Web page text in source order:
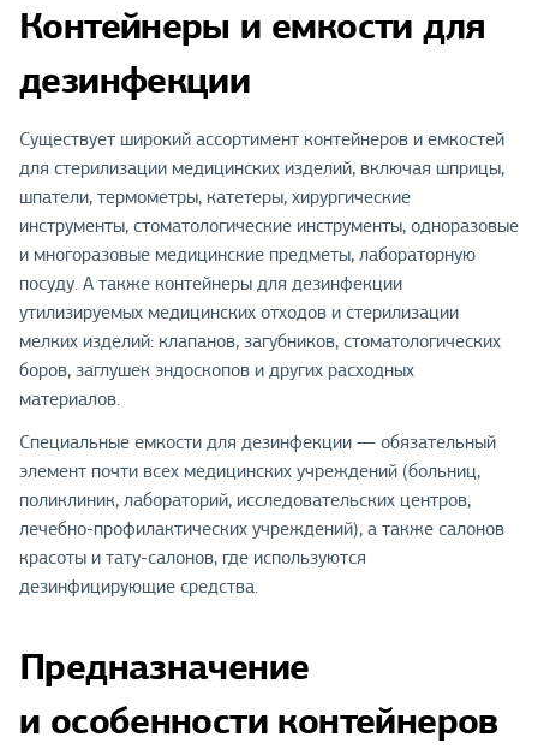
Контейнеры и емкости для
дезинфекции
Существует широкий ассортимент контейнеров и емкостей
для стерилизации медицинских изделий, включая шприцы,
шпатели, термометры, катетеры, хирургические
инструменты, стоматологические инструменты, одноразовые
и многоразовые медицинские предметы, лабораторную
посуду. А также контейнеры для дезинфекции
утилизируемых медицинских отходов и стерилизации
мелких изделий: клапанов, загубников, стоматологических
боров, заглушек эндоскопов и других расходных
материалов.
Специальные емкости для дезинфекции — обязательный
элемент почти всех медицинских учреждений (больниц,
поликлиник, лабораторий, исследовательских центров,
лечебно-профилактических учреждений), а также салонов
красоты и тату-салонов, где используются
дезинфицирующие средства.
Предназначение
и особенности контейнеров